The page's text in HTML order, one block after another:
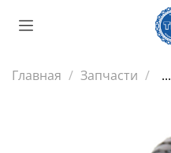
Главная Запчасти ...